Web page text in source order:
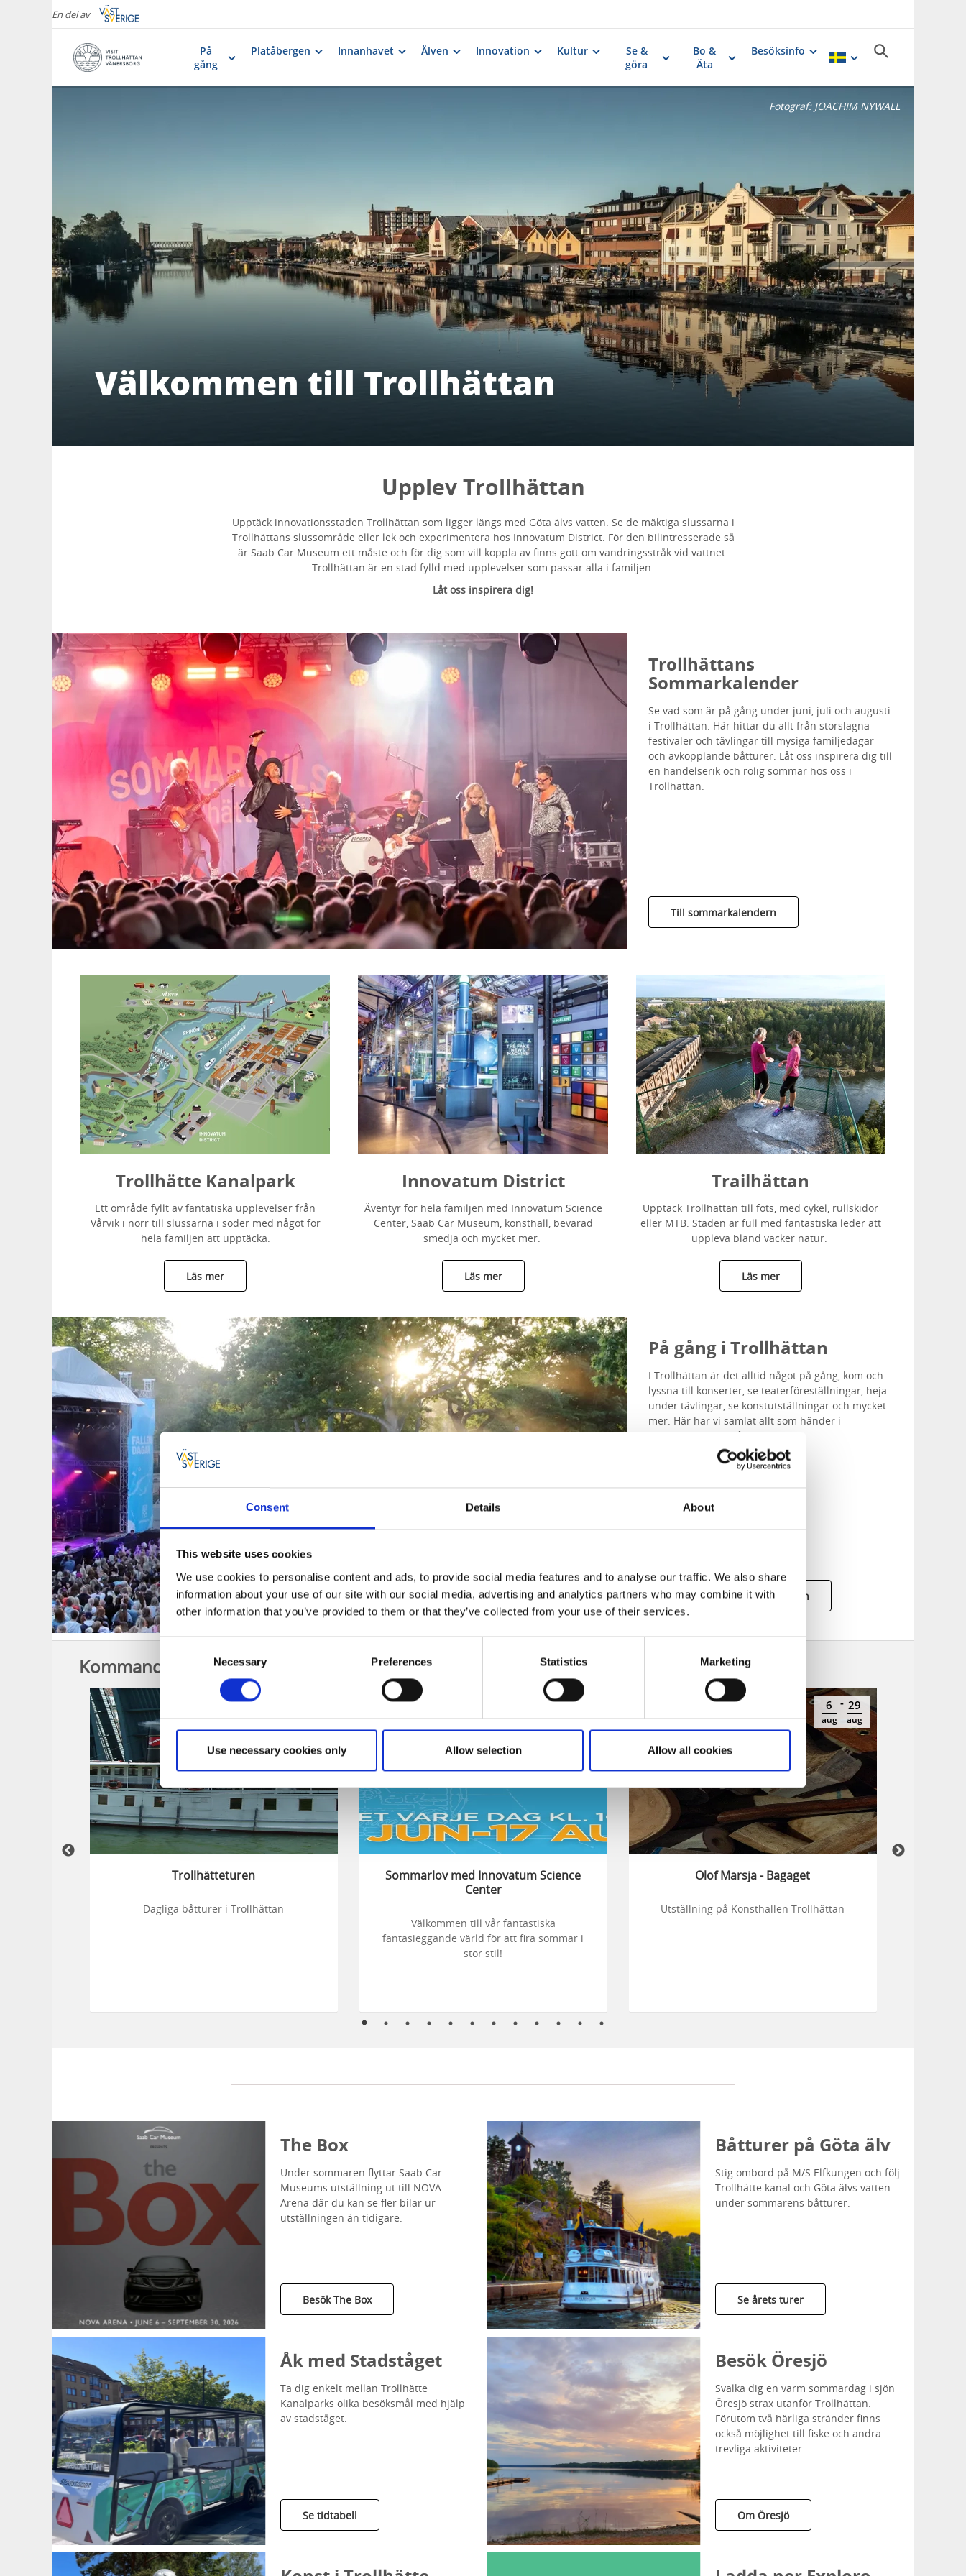
Consent Details About
This website uses cookies
We use cookies to personalise content and ads, to provide social media features and to analyse our traffic. We also share
information about your use of our site with our social media, advertising and analytics partners who may combine it with
other information that you’ve provided to them or that they’ve collected from your use of their services.
Selection
Necessary Preferences Statistics Marketing
Use necessary cookies only Allow selection Allow all cookies
En del av
På
gång
Platåbergen Innanhavet Älven Innovation Kultur
Se &
göra
Bo &
Äta
Besöksinfo
Välkommen till Trollhättan
Fotograf: JOACHIM NYWALL
Upplev Trollhättan
Upptäck innovationsstaden Trollhättan som ligger längs med Göta älvs vatten. Se de mäktiga slussarna i
Trollhättans slussområde eller lek och experimentera hos Innovatum District. För den bilintresserade så
är Saab Car Museum ett måste och för dig som vill koppla av finns gott om vandringsstråk vid vattnet.
Trollhättan är en stad fylld med upplevelser som passar alla i familjen.
Låt oss inspirera dig!
Trollhättans
Sommarkalender
Se vad som är på gång under juni, juli och augusti
i Trollhättan. Här hittar du allt från storslagna
festivaler och tävlingar till mysiga familjedagar
och avkopplande båtturer. Låt oss inspirera dig till
en händelserik och rolig sommar hos oss i
Trollhättan.
Till sommarkalendern
Trollhätte Kanalpark
Ett område fyllt av fantatiska upplevelser från
Vårvik i norr till slussarna i söder med något för
hela familjen att upptäcka.
Läs mer
Innovatum District
Äventyr för hela familjen med Innovatum Science
Center, Saab Car Museum, konsthall, bevarad
smedja och mycket mer.
Läs mer
Trailhättan
Upptäck Trollhättan till fots, med cykel, rullskidor
eller MTB. Staden är full med fantastiska leder att
uppleva bland vacker natur.
Läs mer
På gång i Trollhättan
I Trollhättan är det alltid något på gång, kom och
lyssna till konserter, se teaterföreställningar, heja
under tävlingar, se konstutställningar och mycket
mer. Här har vi samlat allt som händer i
Trollhättan under året.
Alla evenemang i Trollhättan
Kommande höjdpunkter i Trollhättan
aug aug
Trollhätteturen
Dagliga båtturer i Trollhättan
6
aug
- 16
aug
Sommarlov med Innovatum Science
Center
Välkommen till vår fantastiska
fantasieggande värld för att fira sommar i
stor stil!
6
aug
- 29
aug
Olof Marsja - Bagaget
Utställning på Konsthallen Trollhättan
The Box
Under sommaren flyttar Saab Car
Museums utställning ut till NOVA
Arena där du kan se fler bilar ur
utställningen än tidigare.
Besök The Box
Båtturer på Göta älv
Stig ombord på M/S Elfkungen och följ
Trollhätte kanal och Göta älvs vatten
under sommarens båtturer.
Se årets turer
Åk med Stadståget
Ta dig enkelt mellan Trollhätte
Kanalparks olika besöksmål med hjälp
av stadståget.
Se tidtabell
Besök Öresjö
Svalka dig en varm sommardag i sjön
Öresjö strax utanför Trollhättan.
Förutom två härliga stränder finns
också möjlighet till fiske och andra
trevliga aktiviteter.
Om Öresjö